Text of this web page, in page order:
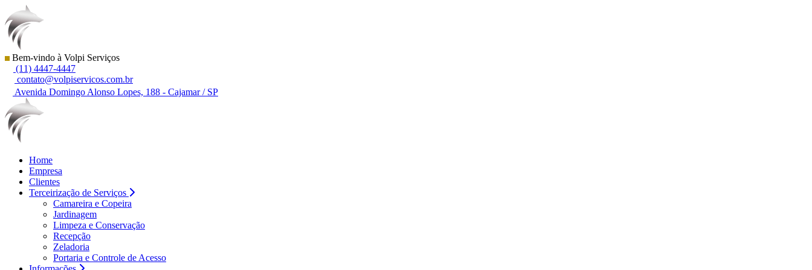
Bem-vindo à Volpi Serviços
(11) 4447-4447
contato@volpiservicos.com.br
Avenida Domingo Alonso Lopes, 188 - Cajamar / SP
Home
Empresa
Clientes
Terceirização de Serviços
Camareira e Copeira
Jardinagem
Limpeza e Conservação
Recepção
Zeladoria
Portaria e Controle de Acesso